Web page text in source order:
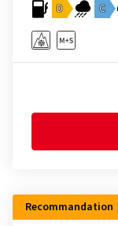
D C
Recommandation